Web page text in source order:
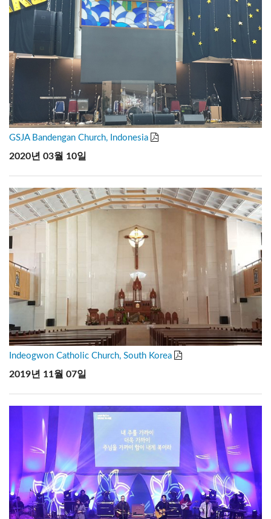
GSJA Bandengan Church, Indonesia
2020년 03월 10일
Indeogwon Catholic Church, South Korea
2019년 11월 07일